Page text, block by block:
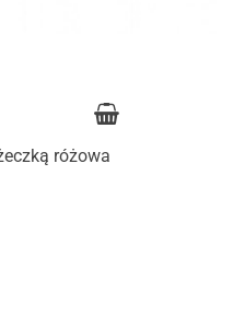
różowa